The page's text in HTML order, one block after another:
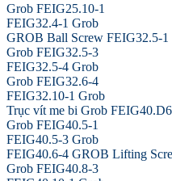
Grob FEIG25.10-1
FEIG32.4-1 Grob
GROB Ball Screw FEIG32.5-1
Grob FEIG32.5-3
FEIG32.5-4 Grob
Grob FEIG32.6-4
FEIG32.10-1 Grob
Trục vít me bi Grob
Grob FEIG40.5-1
FEIG40.5-3 Grob
FEIG40.6-4 GROB Lifting
Grob FEIG40.8-3